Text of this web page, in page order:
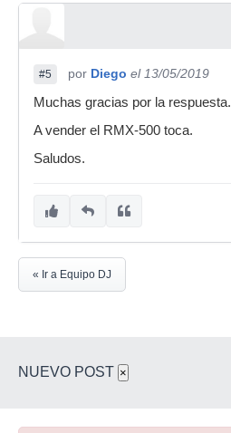
#5 por Diego el 13/05/2019
Muchas gracias por la respuesta.
A vender el RMX-500 toca.
Saludos.
« Ir a Equipo DJ
NUEVO POST ×